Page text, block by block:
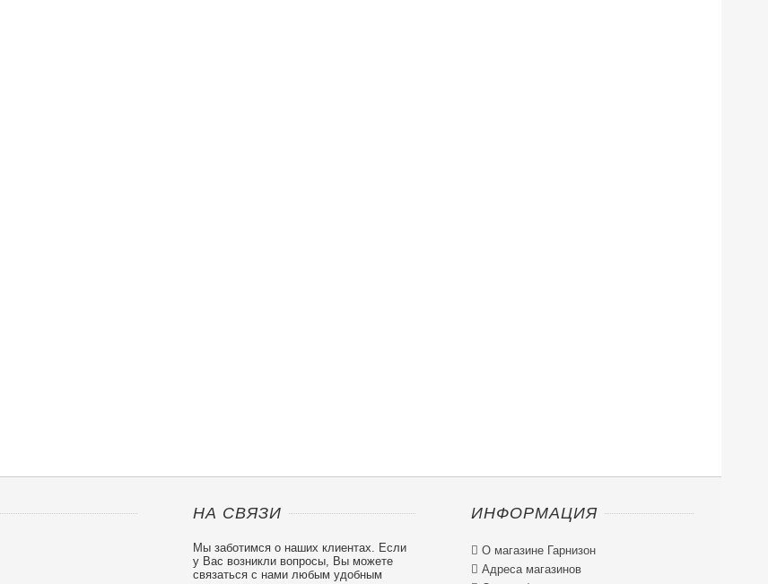
НА СВЯЗИ
Мы заботимся о наших клиентах. Если
у Вас возникли вопросы, Вы можете
связаться с нами любым удобным
ИНФОРМАЦИЯ
 О магазине Гарнизон
 Адреса магазинов